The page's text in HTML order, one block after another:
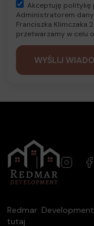
Akceptuję politykę
Administratorem
Franciszka Klimczaka
przetwarzamy w celu
Redmar
tutaj.